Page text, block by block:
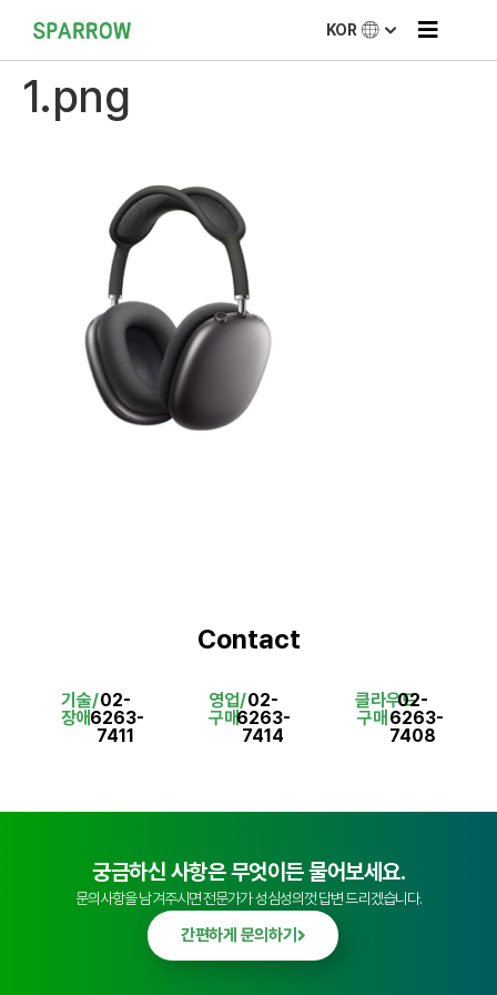
KOR
1.png
Contact
기술/
장애
02-
6263-
7411
영업/
구매
02-
6263-
7414
클라우드
구매
02-
6263-
7408
궁금하신 사항은 무엇이든 물어보세요.
문의사항을 남겨주시면 전문가가 성심성의껏 답변 드리겠습니다.
간편하게 문의하기